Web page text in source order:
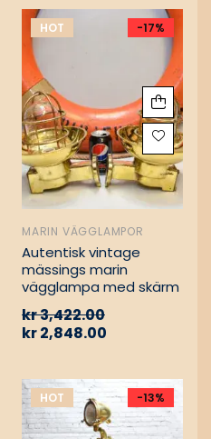
HOT -17%
MARIN VÄGGLAMPOR
Autentisk vintage
mässings marin
vägglampa med skärm
kr3,422.00
kr2,848.00
HOT -13%